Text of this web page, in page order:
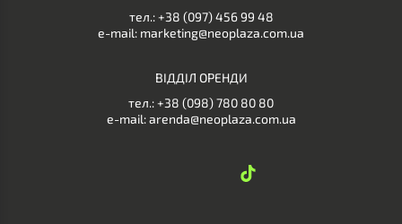
тел.:+38 (097) 456 99 48
e-mail: marketing@neoplaza.com.ua
ВІДДІЛ ОРЕНДИ
тел.:+38 (098) 780 80 80
e-mail:arenda@neoplaza.com.ua